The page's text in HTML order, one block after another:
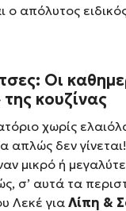
ο απόλυτος
Οι
κουζίνας
χωρίς
απλώς δεν
μικρό ή
σ’ αυτά τα
Λεκέ για Λίπη &